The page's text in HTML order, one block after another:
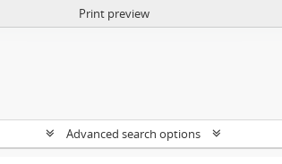
Print preview
Advanced search options